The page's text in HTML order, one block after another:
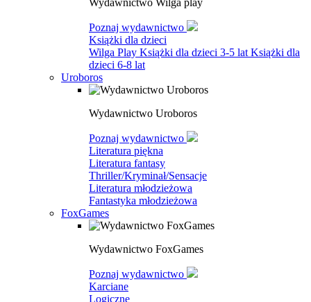
Wydawnictwo Wilga play
Poznaj wydawnictwo
Książki dla dzieci
Wilga Play Książki dla dzieci 3-5 lat Książki dla
dzieci 6-8 lat
Uroboros
Wydawnictwo Uroboros
Poznaj wydawnictwo
Literatura piękna
Literatura fantasy
Thriller/Kryminał/Sensacje
Literatura młodzieżowa
Fantastyka młodzieżowa
FoxGames
Wydawnictwo FoxGames
Poznaj wydawnictwo
Karciane
Logiczne